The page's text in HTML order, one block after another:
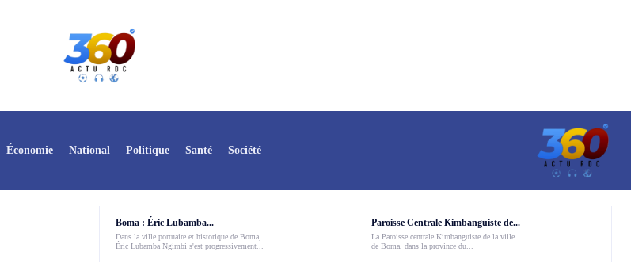
Économie National Politique Santé Société
Boma : Éric Lubamba...
Dans la ville portuaire et historique de Boma,
Éric Lubamba Ngimbi s'est progressivement...
Paroisse Centrale Kimbanguiste de...
La Paroisse centrale Kimbanguiste de la ville
de Boma, dans la province du...